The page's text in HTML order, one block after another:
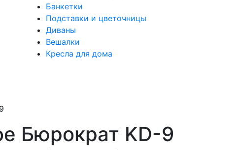
Банкетки
Подставки и цветочницы
Диваны
Вешалки
Кресла для дома
Бюрократ KD-9